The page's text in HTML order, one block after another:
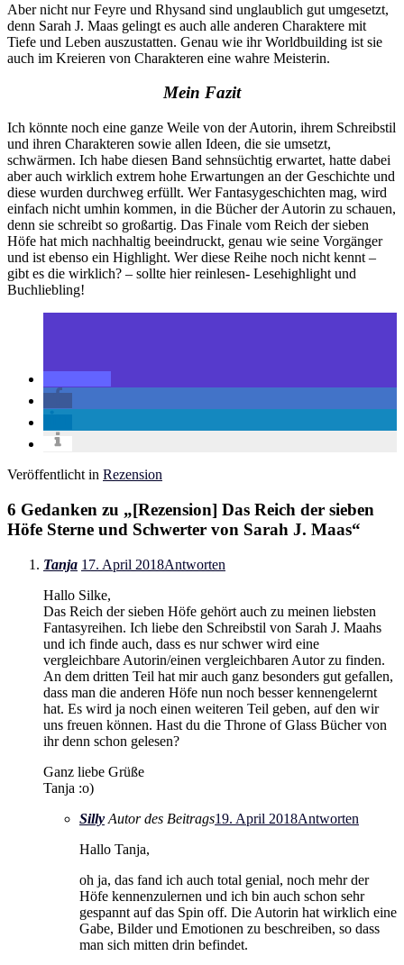
Aber nicht nur Feyre und Rhysand sind unglaublich gut umgesetzt,
denn Sarah J. Maas gelingt es auch alle anderen Charaktere mit
Tiefe und Leben auszustatten. Genau wie ihr Worldbuilding ist sie
auch im Kreieren von Charakteren eine wahre Meisterin.
Mein Fazit
Ich könnte noch eine ganze Weile von der Autorin, ihrem Schreibstil
und ihren Charakteren sowie allen Ideen, die sie umsetzt,
schwärmen. Ich habe diesen Band sehnsüchtig erwartet, hatte dabei
aber auch wirklich extrem hohe Erwartungen an der Geschichte und
diese wurden durchweg erfüllt. Wer Fantasygeschichten mag, wird
einfach nicht umhin kommen, in die Bücher der Autorin zu schauen,
denn sie schreibt so großartig. Das Finale vom Reich der sieben
Höfe hat mich nachhaltig beeindruckt, genau wie seine Vorgänger
und ist ebenso ein Highlight. Wer diese Reihe noch nicht kennt –
gibt es die wirklich? – sollte hier reinlesen- Lesehighlight und
Buchliebling!
Veröffentlicht in Rezension
6 Gedanken zu „[Rezension] Das Reich der sieben
Höfe Sterne und Schwerter von Sarah J. Maas“
Tanja 17. April 2018Antworten
Hallo Silke,
Das Reich der sieben Höfe gehört auch zu meinen liebsten
Fantasyreihen. Ich liebe den Schreibstil von Sarah J. Maahs
und ich finde auch, dass es nur schwer wird eine
vergleichbare Autorin/einen vergleichbaren Autor zu finden.
An dem dritten Teil hat mir auch ganz besonders gut gefallen,
dass man die anderen Höfe nun noch besser kennengelernt
hat. Es wird ja noch einen weiteren Teil geben, auf den wir
uns freuen können. Hast du die Throne of Glass Bücher von
ihr denn schon gelesen?
Ganz liebe Grüße
Tanja :o)
Silly Autor des Beitrags19. April 2018Antworten
Hallo Tanja,
oh ja, das fand ich auch total genial, noch mehr der
Höfe kennenzulernen und ich bin auch schon sehr
gespannt auf das Spin off. Die Autorin hat wirklich eine
Gabe, Bilder und Emotionen zu beschreiben, so dass
man sich mitten drin befindet.